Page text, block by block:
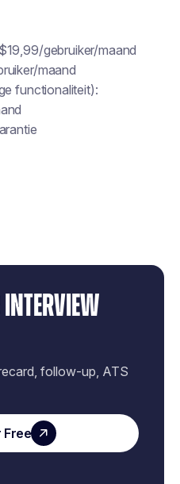
INTERVIEW
follow-up, ATS
Free
gebruiker/maand
maand
functionaliteit):